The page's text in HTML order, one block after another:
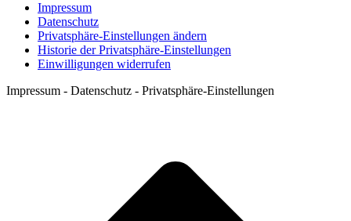
Impressum
Datenschutz
Privatsphäre-Einstellungen ändern
Historie der Privatsphäre-Einstellungen
Einwilligungen widerrufen
Impressum - Datenschutz - Privatsphäre-Einstellungen